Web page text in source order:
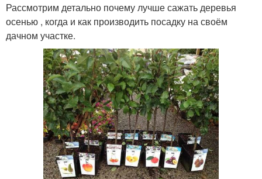
Рассмотрим детально почему лучше сажать деревья
осенью , когда и как производить посадку на своём
дачном участке.